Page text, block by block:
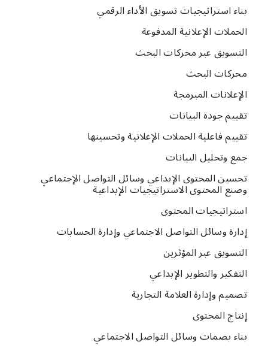
بناء استراتيجيات تسويق الأداء الرقمي
الحملات الإعلانية المدفوعة
التسويق عبر محركات البحث
محركات البحث
الإعلانات المبرمجة
تقييم جودة البيانات
تقييم فاعلية الحملات الإعلانية وتحسينها
جمع وتحليل البيانات
تحسين المحتوى الإبداعي وسائل التواصل الإجتماعي
وصنع المحتوى الاستراتيجيات الإبداعية
استراتيجيات المحتوى
إدارة وسائل التواصل الاجتماعي وإدارة الحسابات
التسويق عبر المؤثرين
التفكير والتطوير الإبداعي
تصميم وإدارة العلامة التجارية
إنتاج المحتوى
بناء بصمات وسائل التواصل الاجتماعي